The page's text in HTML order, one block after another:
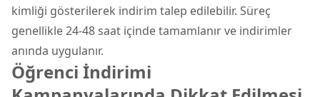
kimliği gösterilerek indirim talep edilebilir. Süreç
genellikle 24-48 saat içinde tamamlanır ve indirimler
anında uygulanır.
Öğrenci İndirimi